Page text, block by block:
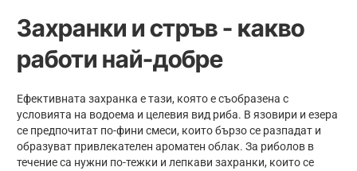
Захранки и стръв - какво
работи най-добре
Ефективната захранка е тази, която е съобразена с
условията на водоема и целевия вид риба. В язовири и езера
се предпочитат по-фини смеси, които бързо се разпадат и
образуват привлекателен ароматен облак. За риболов в
течение са нужни по-тежки и лепкави захранки, които се